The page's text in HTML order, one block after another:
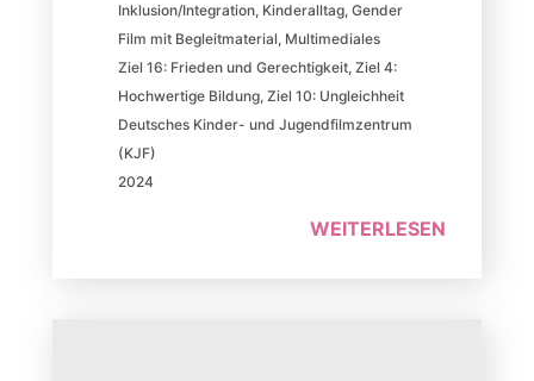
Inklusion/Integration, Kinderalltag, Gender
Film mit Begleitmaterial, Multimediales
Ziel 16: Frieden und Gerechtigkeit, Ziel 4:
Hochwertige Bildung, Ziel 10: Ungleichheit
Deutsches Kinder- und Jugendfilmzentrum
(KJF)
2024
WEITERLESEN